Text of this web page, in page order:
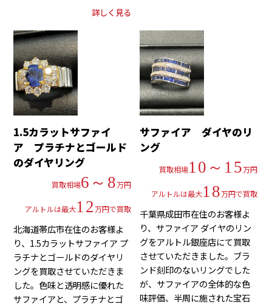
詳しく見る
1.5カラットサファイ
ア プラチナとゴールド
のダイヤリング
買取相場6～8万円
アルトルは最大12万円で買取
北海道帯広市在住のお客様よ
り、1.5カラットサファイア プ
ラチナとゴールドのダイヤリ
ングを買取させていただきま
した。色味と透明感に優れた
サファイアと、プラチナとゴ
サファイア ダイヤのリ
ング
買取相場10～15万円
アルトルは最大18万円で買取
千葉県成田市在住のお客様よ
り、サファイア ダイヤのリン
グをアルトル銀座店にて買取
させていただきました。ブラ
ンド刻印のないリングでした
が、サファイアの全体的な色
味評価、半周に施された宝石